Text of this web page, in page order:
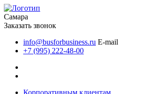
Самара
Заказать звонок
info@busforbusiness.ru E-mail
+7 (995) 222-48-00
Корпоративным клиентам